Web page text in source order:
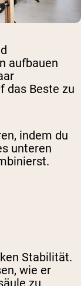
aufbauen
das Beste zu
indem du
unteren
Stabilität.
wie er